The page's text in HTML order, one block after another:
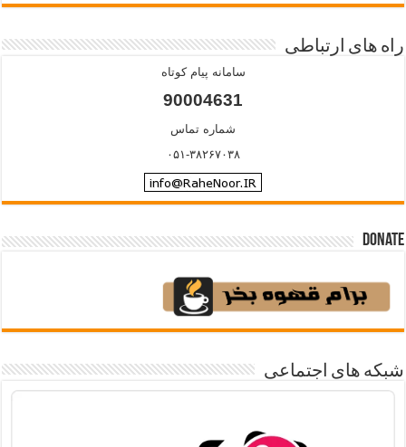
راه های ارتباطی
سامانه پیام کوتاه
90004631
شماره تماس
۰۵۱-۳۸۲۶۷۰۳۸
Donate
شبکه های اجتماعی